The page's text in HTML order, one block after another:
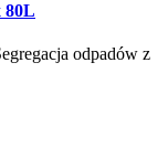
80L
odpadów z